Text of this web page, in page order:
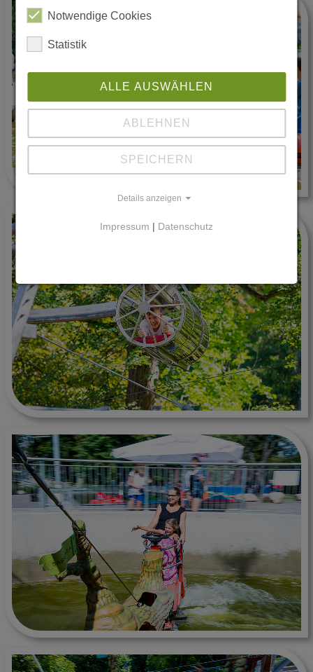
Notwendige Cookies
Statistik
ALLE AUSWÄHLEN
ABLEHNEN
SPEICHERN
Details anzeigen
Impressum | Datenschutz